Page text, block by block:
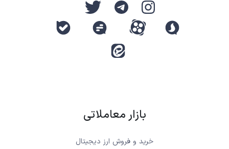
بازار معاملاتی
خرید و فروش ارز دیجیتال